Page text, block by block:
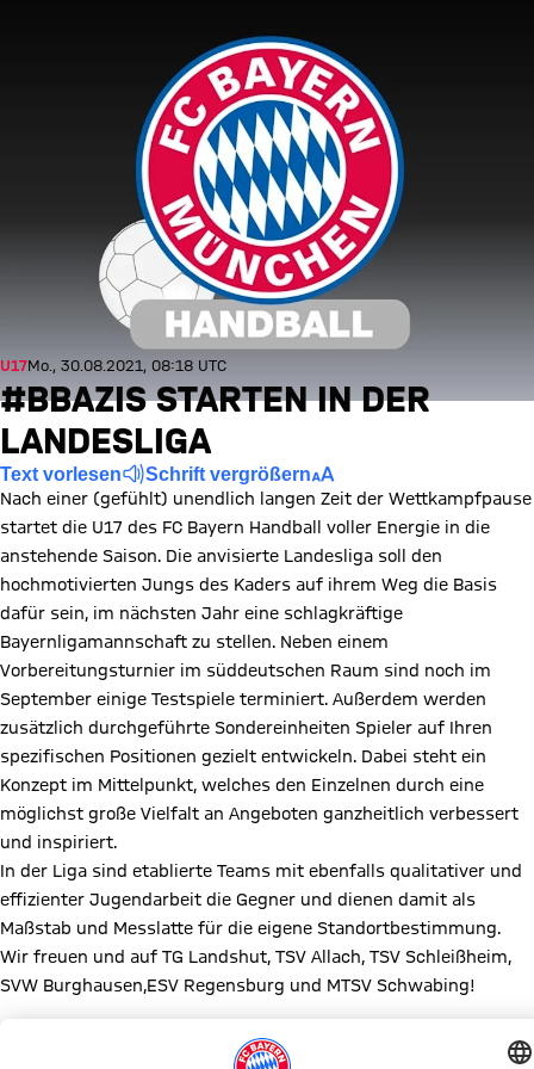
U17Mo., 30.08.2021, 08:18 UTC
#BBAZIS STARTEN IN DER
LANDESLIGA
Text vorlesen Schrift vergrößern
Nach einer (gefühlt) unendlich langen Zeit der Wettkampfpause
startet die U17 des FC Bayern Handball voller Energie in die
anstehende Saison. Die anvisierte Landesliga soll den
hochmotivierten Jungs des Kaders auf ihrem Weg die Basis
dafür sein, im nächsten Jahr eine schlagkräftige
Bayernligamannschaft zu stellen. Neben einem
Vorbereitungsturnier im süddeutschen Raum sind noch im
September einige Testspiele terminiert. Außerdem werden
zusätzlich durchgeführte Sondereinheiten Spieler auf Ihren
spezifischen Positionen gezielt entwickeln. Dabei steht ein
Konzept im Mittelpunkt, welches den Einzelnen durch eine
möglichst große Vielfalt an Angeboten ganzheitlich verbessert
und inspiriert.
In der Liga sind etablierte Teams mit ebenfalls qualitativer und
effizienter Jugendarbeit die Gegner und dienen damit als
Maßstab und Messlatte für die eigene Standortbestimmung.
Wir freuen und auf TG Landshut, TSV Allach, TSV Schleißheim,
SVW Burghausen,ESV Regensburg und MTSV Schwabing!
Übrigens: Wer sich bereit fühlt, in den nächsten beiden Jahren